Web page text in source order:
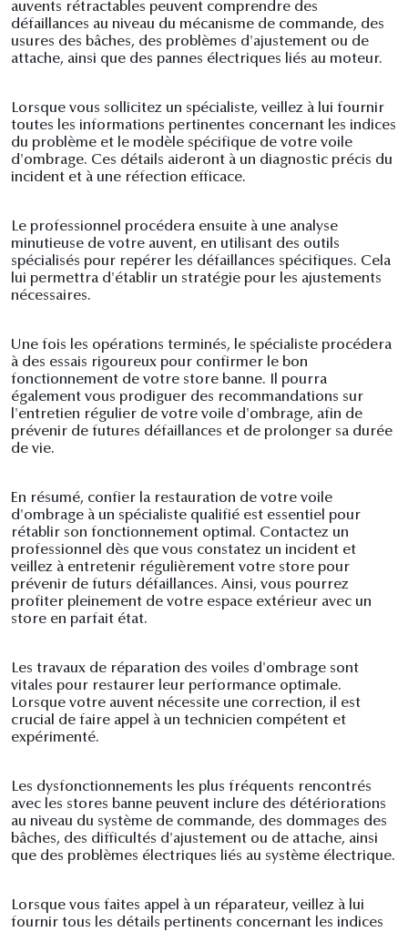
auvents rétractables peuvent comprendre des
défaillances au niveau du mécanisme de commande, des
usures des bâches, des problèmes d'ajustement ou de
attache, ainsi que des pannes électriques liés au moteur.
Lorsque vous sollicitez un spécialiste, veillez à lui fournir
toutes les informations pertinentes concernant les indices
du problème et le modèle spécifique de votre voile
d'ombrage. Ces détails aideront à un diagnostic précis du
incident et à une réfection efficace.
Le professionnel procédera ensuite à une analyse
minutieuse de votre auvent, en utilisant des outils
spécialisés pour repérer les défaillances spécifiques. Cela
lui permettra d'établir un stratégie pour les ajustements
nécessaires.
Une fois les opérations terminés, le spécialiste procédera
à des essais rigoureux pour confirmer le bon
fonctionnement de votre store banne. Il pourra
également vous prodiguer des recommandations sur
l'entretien régulier de votre voile d'ombrage, afin de
prévenir de futures défaillances et de prolonger sa durée
de vie.
En résumé, confier la restauration de votre voile
d'ombrage à un spécialiste qualifié est essentiel pour
rétablir son fonctionnement optimal. Contactez un
professionnel dès que vous constatez un incident et
veillez à entretenir régulièrement votre store pour
prévenir de futurs défaillances. Ainsi, vous pourrez
profiter pleinement de votre espace extérieur avec un
store en parfait état.
Les travaux de réparation des voiles d'ombrage sont
vitales pour restaurer leur performance optimale.
Lorsque votre auvent nécessite une correction, il est
crucial de faire appel à un technicien compétent et
expérimenté.
Les dysfonctionnements les plus fréquents rencontrés
avec les stores banne peuvent inclure des détériorations
au niveau du système de commande, des dommages des
bâches, des difficultés d'ajustement ou de attache, ainsi
que des problèmes électriques liés au système électrique.
Lorsque vous faites appel à un réparateur, veillez à lui
fournir tous les détails pertinents concernant les indices